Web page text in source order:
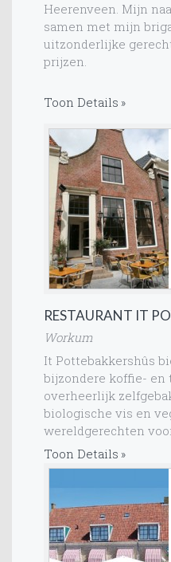
Heerenveen. Mijn
samen met mijn
uitzonderlijke
prijzen.
Toon Details
RESTAURANT IT
Workum
It Pottebakkershûs
bijzondere koffie- en
overheerlijk
biologische vis en
wereldgerechten
Toon Details